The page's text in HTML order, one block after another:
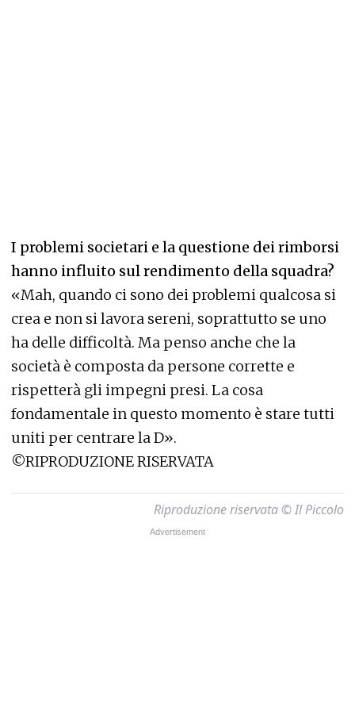
I problemi societari e la questione dei rimborsi
hanno influito sul rendimento della squadra?
«Mah, quando ci sono dei problemi qualcosa si
crea e non si lavora sereni, soprattutto se uno
ha delle difficoltà. Ma penso anche che la
società è composta da persone corrette e
rispetterà gli impegni presi. La cosa
fondamentale in questo momento è stare tutti
uniti per centrare la D».
©RIPRODUZIONE RISERVATA
Riproduzione riservata © Il Piccolo